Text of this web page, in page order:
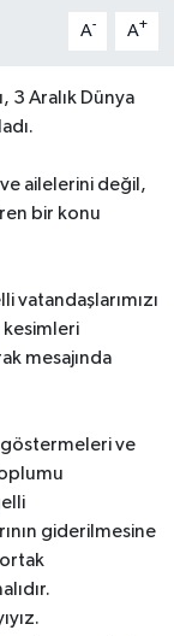
A- A+
3 Aralık Dünya
ailelerini değil,
bir konu
vatandaşlarımızı
mesajında
ve
giderilmesine
ortak